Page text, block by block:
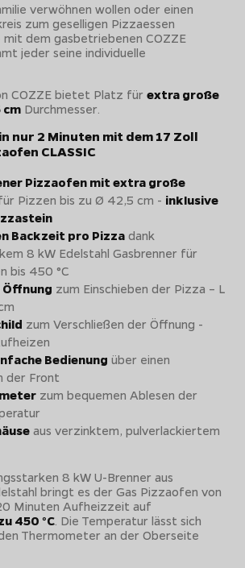
verwöhnen wollen oder einen
zum geselligen Pizzaessen
mit dem gasbetriebenen COZZE
jeder seine individuelle
COZZE bietet Platz fürextra große
cm Durchmesser.
nur 2 Minuten mit dem 17 Zoll
CLASSIC
Pizzaofen mit extra große
Pizzen bis zu Ø 42,5 cm - inklusive
Backzeit pro Pizza dank
8 kW Edelstahl Gasbrenner für
bis 450 °C
zum Einschieben der Pizza – L
zum Verschließen der Öffnung -
Bedienung über einen
der Front
zum bequemen Ablesen der
aus verzinktem, pulverlackiertem
8 kW U-Brenner aus
bringt es der Gas Pizzaofen von
Minuten Aufheizzeit auf
450 °C. Die Temperatur lässt sich
Thermometer an der Oberseite